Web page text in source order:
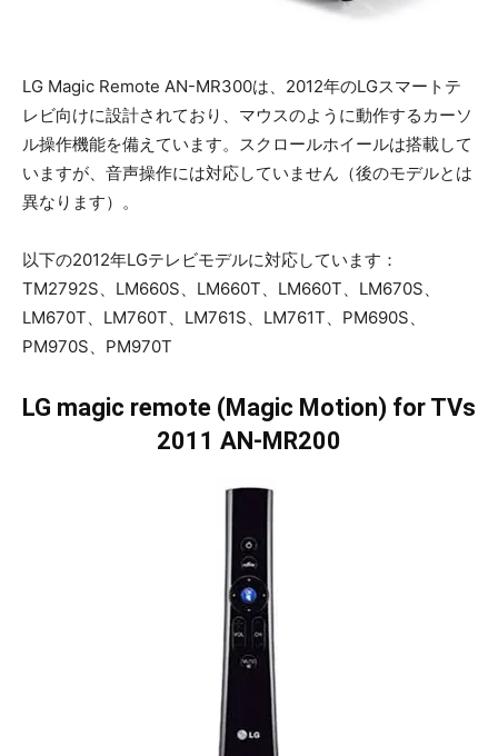
LG Magic Remote AN-MR300は、2012年のLGスマートテ
レビ向けに設計されており、マウスのように動作するカーソ
ル操作機能を備えています。スクロールホイールは搭載して
いますが、音声操作には対応していません（後のモデルとは
異なります）。
以下の2012年LGテレビモデルに対応しています：
TM2792S、LM660S、LM660T、LM660T、LM670S、
LM670T、LM760T、LM761S、LM761T、PM690S、
PM970S、PM970T
LG magic remote (Magic Motion) for TVs
2011 AN-MR200